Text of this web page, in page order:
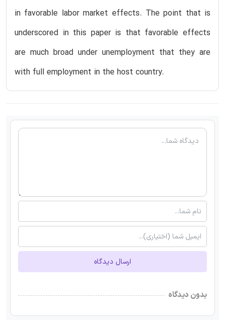
in favorable labor market effects. The point that is
underscored in this paper is that favorable effects
are much broad under unemployment that they are
with full employment in the host country.
ارسال دیدگاه
بدون دیدگاه